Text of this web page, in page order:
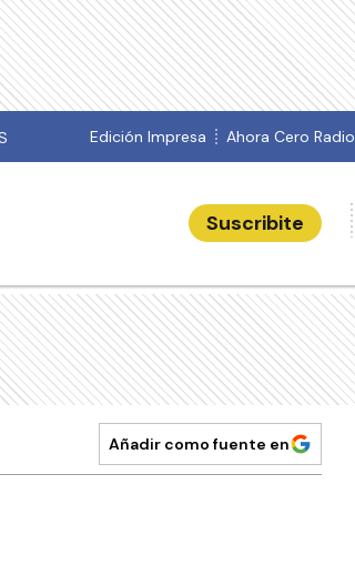
Edición Impresa Ahora Cero Radio
Suscribite
Añadir como fuente en